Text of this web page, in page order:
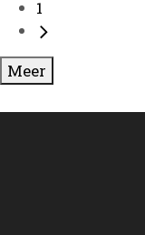
1
Meer